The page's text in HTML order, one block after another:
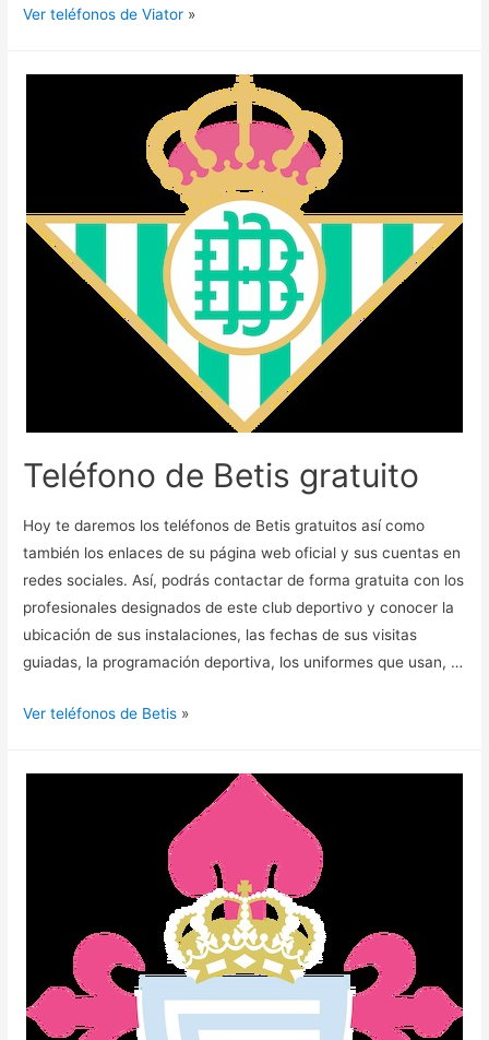
Ver teléfonos de Viator »
Teléfono de Betis gratuito
Hoy te daremos los teléfonos de Betis gratuitos así como
también los enlaces de su página web oficial y sus cuentas en
redes sociales. Así, podrás contactar de forma gratuita con los
profesionales designados de este club deportivo y conocer la
ubicación de sus instalaciones, las fechas de sus visitas
guiadas, la programación deportiva, los uniformes que usan, …
Ver teléfonos de Betis »